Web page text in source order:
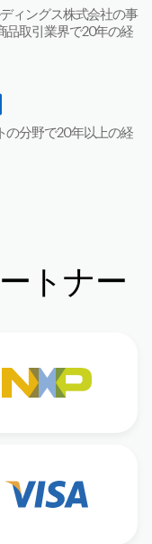
ィングス株式会社の事
品取引業界で20年の経
の分野で20年以上の経
トナー